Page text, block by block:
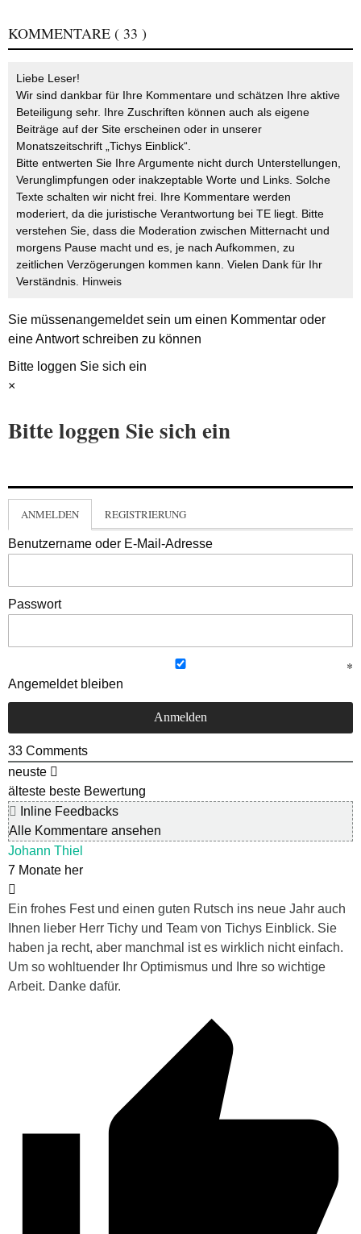
KOMMENTARE ( 33 )
Liebe Leser!
Wir sind dankbar für Ihre Kommentare und schätzen Ihre aktive
Beteiligung sehr. Ihre Zuschriften können auch als eigene
Beiträge auf der Site erscheinen oder in unserer
Monatszeitschrift „Tichys Einblick“.
Bitte entwerten Sie Ihre Argumente nicht durch Unterstellungen,
Verunglimpfungen oder inakzeptable Worte und Links. Solche
Texte schalten wir nicht frei. Ihre Kommentare werden
moderiert, da die juristische Verantwortung bei TE liegt. Bitte
verstehen Sie, dass die Moderation zwischen Mitternacht und
morgens Pause macht und es, je nach Aufkommen, zu
zeitlichen Verzögerungen kommen kann. Vielen Dank für Ihr
Verständnis. Hinweis
Sie müssenangemeldetsein um einen Kommentar oder
eine Antwort schreiben zu können
Bitte loggen Sie sich ein
×
Bitte loggen Sie sich ein
ANMELDEN REGISTRIERUNG
Benutzername oder E-Mail-Adresse
Passwort
Angemeldet bleiben
33 Comments
neuste
älteste beste Bewertung
Inline Feedbacks
Alle Kommentare ansehen
Johann Thiel
7 Monate her
Ein frohes Fest und einen guten Rutsch ins neue Jahr auch
Ihnen lieber Herr Tichy und Team von Tichys Einblick. Sie
haben ja recht, aber manchmal ist es wirklich nicht einfach.
Um so wohltuender Ihr Optimismus und Ihre so wichtige
Arbeit. Danke dafür.